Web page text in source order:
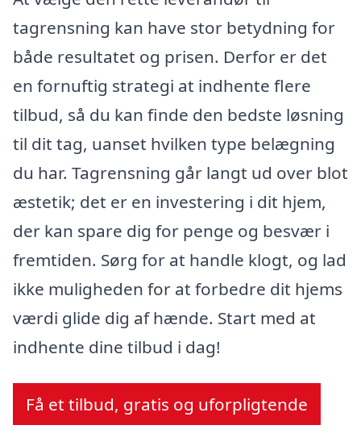
tagrensning kan have stor betydning for
både resultatet og prisen. Derfor er det
en fornuftig strategi at indhente flere
tilbud, så du kan finde den bedste løsning
til dit tag, uanset hvilken type belægning
du har. Tagrensning går langt ud over blot
æstetik; det er en investering i dit hjem,
der kan spare dig for penge og besvær i
fremtiden. Sørg for at handle klogt, og lad
ikke muligheden for at forbedre dit hjems
værdi glide dig af hænde. Start med at
indhente dine tilbud i dag!
Få et tilbud, gratis og uforpligtende